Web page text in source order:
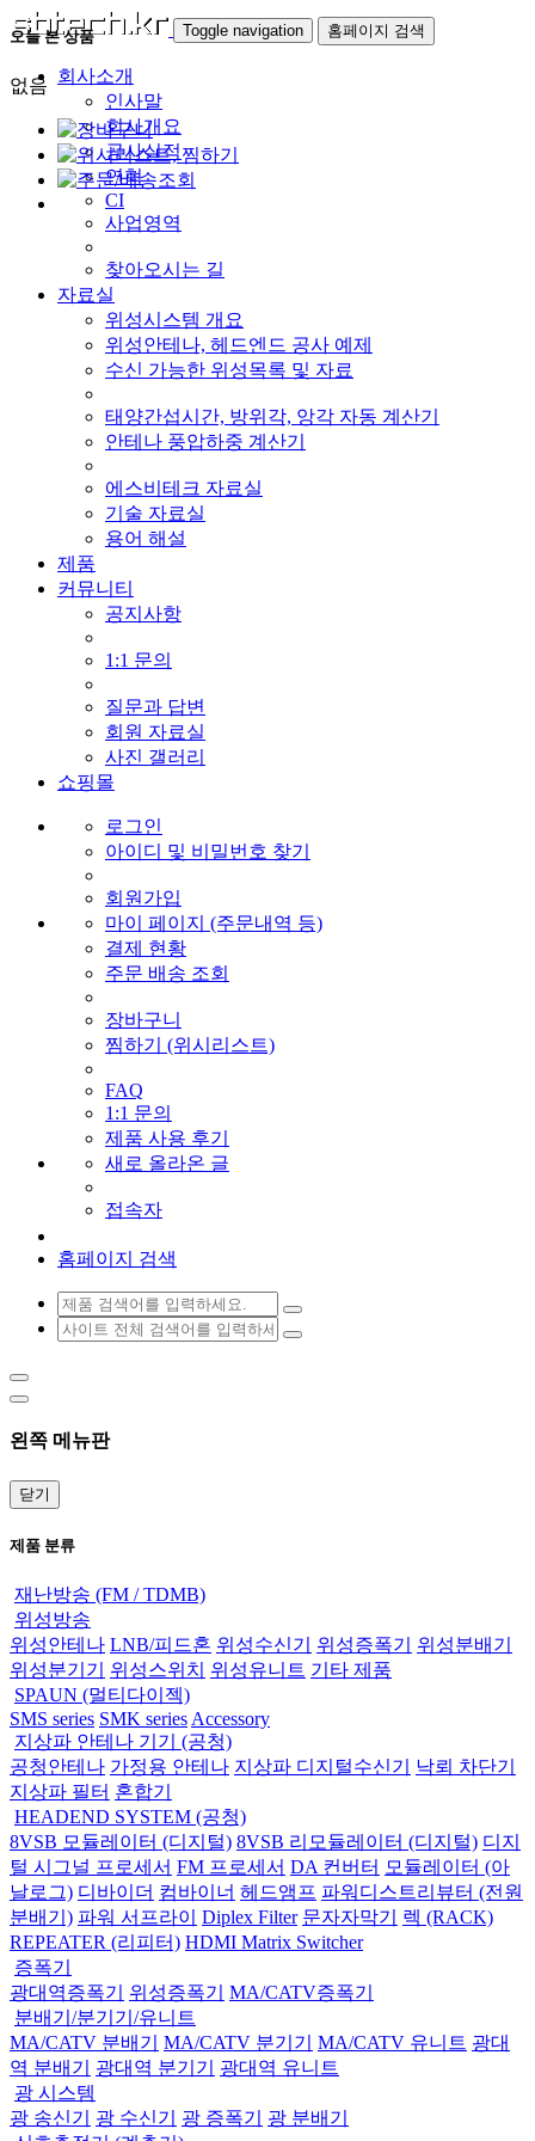
Toggle navigation 홈페이지 검색
회사소개
인사말
회사개요
공사실적
연혁
CI
사업영역
찾아오시는 길
자료실
위성시스템 개요
위성안테나, 헤드엔드 공사 예제
수신 가능한 위성목록 및 자료
태양간섭시간, 방위각, 앙각 자동 계산기
안테나 풍압하중 계산기
에스비테크 자료실
기술 자료실
용어 해설
제품
커뮤니티
공지사항
1:1 문의
질문과 답변
회원 자료실
사진 갤러리
쇼핑몰
로그인
아이디 및 비밀번호 찾기
회원가입
마이 페이지 (주문내역 등)
결제 현황
주문 배송 조회
장바구니
찜하기 (위시리스트)
FAQ
1:1 문의
제품 사용 후기
새로 올라온 글
접속자
홈페이지 검색
왼쪽 메뉴판
닫기
제품 분류
재난방송 (FM / TDMB)
위성방송
위성안테나 LNB/피드혼 위성수신기 위성증폭기
위성분배기
위성분기기
위성스위치 위성유니트 기타 제품
SPAUN (멀티다이젝)
SMS series SMK series Accessory
지상파 안테나 기기 (공청)
공청안테나 가정용 안테나 지상파 디지털수신기
낙뢰 차단기
지상파 필터 혼합기
HEADEND SYSTEM (공청)
8VSB 모듈레이터 (디지털) 8VSB 리모듈레이터 (디지털) 디지
털 시그널 프로세서 FM 프로세서 DA 컨버터 모듈레이터 (아
날로그) 디바이더 컴바이너 헤드앰프 파워디스트리뷰터 (전원
분배기) 파워 서프라이 Diplex Filter 문자자막기
렉 (RACK)
REPEATER (리피터) HDMI Matrix Switcher
증폭기
광대역증폭기
위성증폭기
MA/CATV증폭기
분배기/분기기/유니트
MA/CATV 분배기
MA/CATV 분기기 MA/CATV 유니트 광대
역 분배기
광대역 분기기
광대역 유니트
광 시스템
광 송신기
광 수신기 광 증폭기
광 분배기
오늘 본 상품
없음